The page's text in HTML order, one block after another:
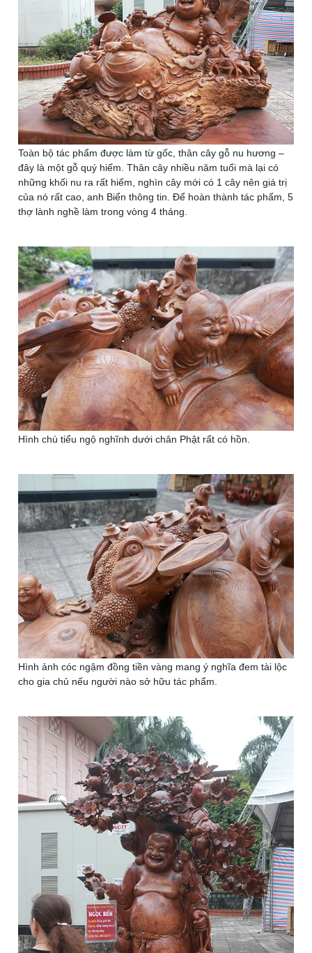
Toàn bộ tác phẩm được làm từ gốc, thân cây gỗ nu hương –
đây là một gỗ quý hiếm. Thân cây nhiều năm tuổi mà lại có
những khối nu ra rất hiếm, nghìn cây mới có 1 cây nên giá trị
của nó rất cao, anh Biển thông tin. Để hoàn thành tác phẩm, 5
thợ lành nghề làm trong vòng 4 tháng.
Hình chú tiểu ngộ nghĩnh dưới chân Phật rất có hồn.
Hình ảnh cóc ngậm đồng tiền vàng mang ý nghĩa đem tài lộc
cho gia chủ nếu người nào sở hữu tác phẩm.